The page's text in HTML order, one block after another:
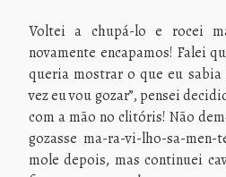
Voltei a chupá-lo e rocei
novamente encapamos! Falei
queria mostrar o que eu sabia
vez eu vou gozar”, pensei
com a mão no clitóris! Não
gozasse ma-ra-vi-lho-sa-men-
mole depois, mas continuei